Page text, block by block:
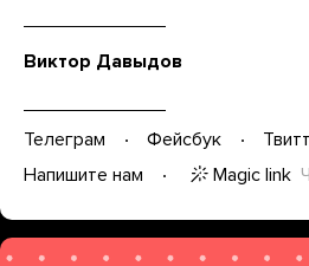
Виктор Давыдов
Телеграм Фейсбук
Напишите нам
Magic link